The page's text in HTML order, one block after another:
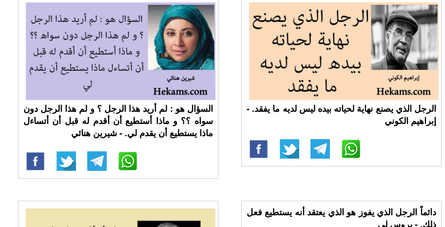
السؤال هو : لم أريد هذا الرجل ؟ و لم هذا الرجل دون
سواه ؟؟ و ماذا أستطيع أن أقدم له قبل أن أتساءل
ماذا يستطيع أن يقدم لي. - شيرين هنائي
الرجل الذي يصنع نهاية لحياته بيده ليس لديه ما يفقد. -
إبراهيم الكوني
دائماً الرجل الذي يفوز هو الذي يعتقد أنه يستطيع فعل
ذلك. - بروس لي